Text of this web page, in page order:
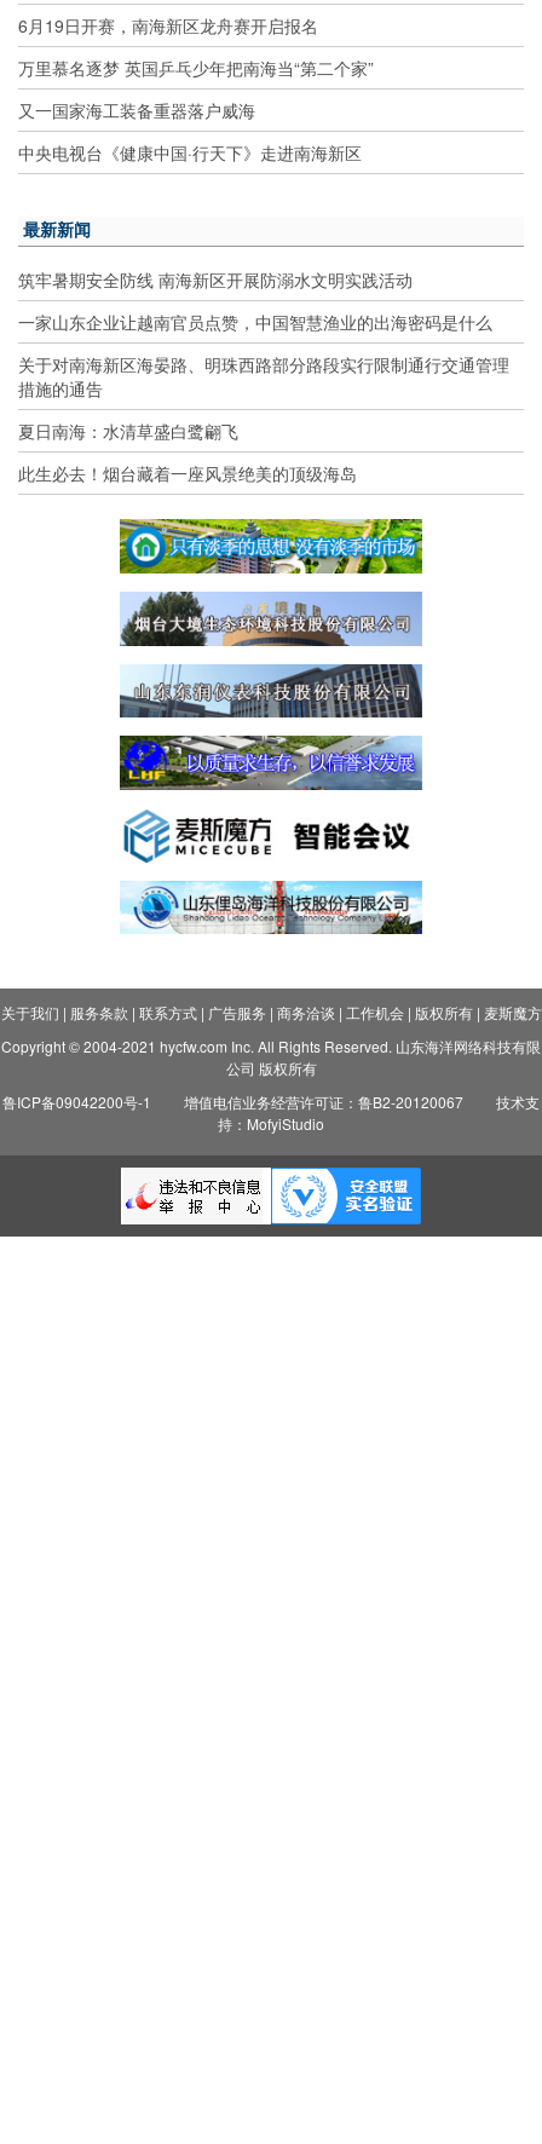
6月19日开赛，南海新区龙舟赛开启报名
万里慕名逐梦 英国乒乓少年把南海当“第二个家”
又一国家海工装备重器落户威海
中央电视台《健康中国·行天下》走进南海新区
最新新闻
筑牢暑期安全防线 南海新区开展防溺水文明实践活动
一家山东企业让越南官员点赞，中国智慧渔业的出海密码是什么
关于对南海新区海晏路、明珠西路部分路段实行限制通行交通管理
措施的通告
夏日南海：水清草盛白鹭翩飞
此生必去！烟台藏着一座风景绝美的顶级海岛
关于我们 | 服务条款 | 联系方式| 广告服务 | 商务洽谈 | 工作机会| 版权所有| 麦斯魔方
Copyright © 2004-2021 hycfw.com Inc. All Rights Reserved. 山东海洋网络科技有限
公司 版权所有
鲁ICP备09042200号-1
增值电信业务经营许可证：鲁B2-20120067
技术支
持：MofyiStudio